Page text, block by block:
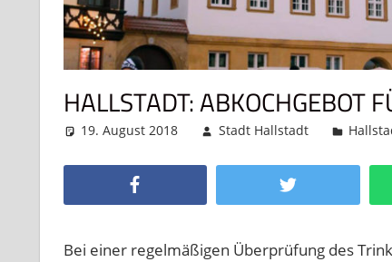
HALLSTADT: ABKOCHGEBOT
19. August 2018 Stadt Hallstadt
Twitter
Bei einer regelmäßigen Überprüfung des